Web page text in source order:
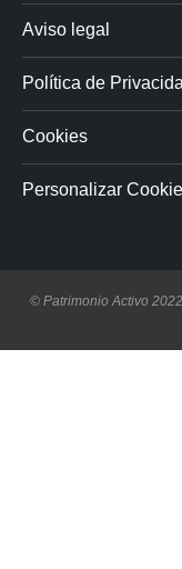
Aviso legal
Política de
Cookies
Personalizar
© Patrimonio Activo